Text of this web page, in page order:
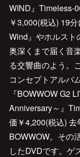
WIND』Timeless-
￥3,000(税込) 19
Wind』やホルスト
奥深くまで届く音
る交響曲のよう。
コンセプトアルバ
『BOWWOW G2
Anniversary～』
価￥4,200(税込)
BOWWOW。その
したDVDです。ゲ